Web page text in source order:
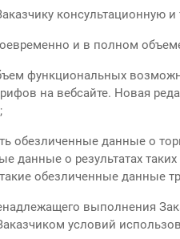
консультационную
и в полном
функциональных
на вебсайте. Новая
обезличенные данные о
данные о результатах
обезличенные данные
выполнения
условий